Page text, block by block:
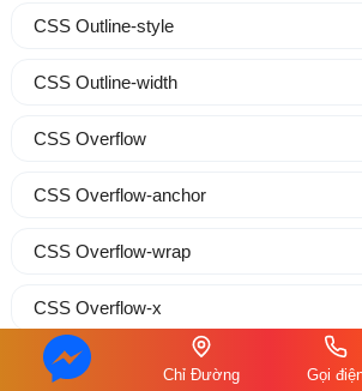
CSS Outline-style
CSS Outline-width
CSS Overflow
CSS Overflow-anchor
CSS Overflow-wrap
CSS Overflow-x
CSS Overflow-y
Chỉ Đường Gọi